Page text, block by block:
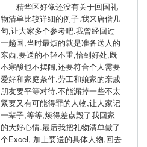
精华区好像还没有关于回国礼
物清单比较详细的例子.我来唐僧几
句,让大家多个参考吧.我曾经回过
一趟国,当时最烦的就是准备送人的
东西,要送的不轻不重,恰到好处,既
不寒酸也不摆阔,还要符合个人需要
爱好和家庭条件,劳工和娘家的亲戚
朋友要平等对待,不能漏掉一些不太
紧要又有可能得罪的人物,让人家记
一辈子,等等,烦得差点毁了我回家
的大好心情.最后我把礼物清单做了
个Excel, 加上要送的具体人物,回去